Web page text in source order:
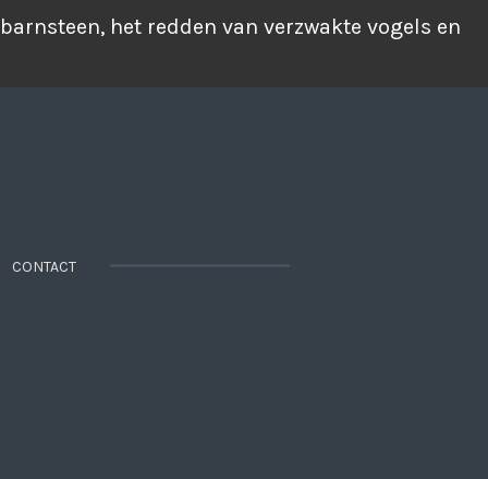
het redden van verzwakte vogels en
CONTACT